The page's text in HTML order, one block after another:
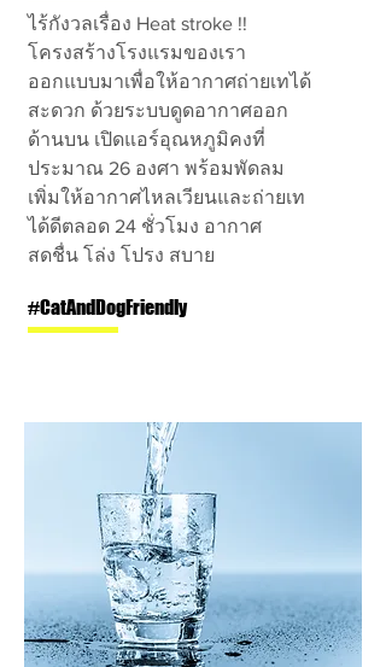
ไร้กังวลเรื่อง Heat stroke !!
โครงสร้างโรงแรมของเรา
ออกแบบมาเพื่อให้อากาศถ่ายเทได้
สะดวก ด้วยระบบดูดอากาศออก
ด้านบน เปิดแอร์อุณหภูมิคงที่
ประมาณ 26 องศา พร้อมพัดลม
เพิ่มให้อากาศไหลเวียนและถ่ายเท
ได้ดีตลอด 24 ชั่วโมง อากาศ
สดชื่น โล่ง โปรง สบาย
#CatAndDogFriendly